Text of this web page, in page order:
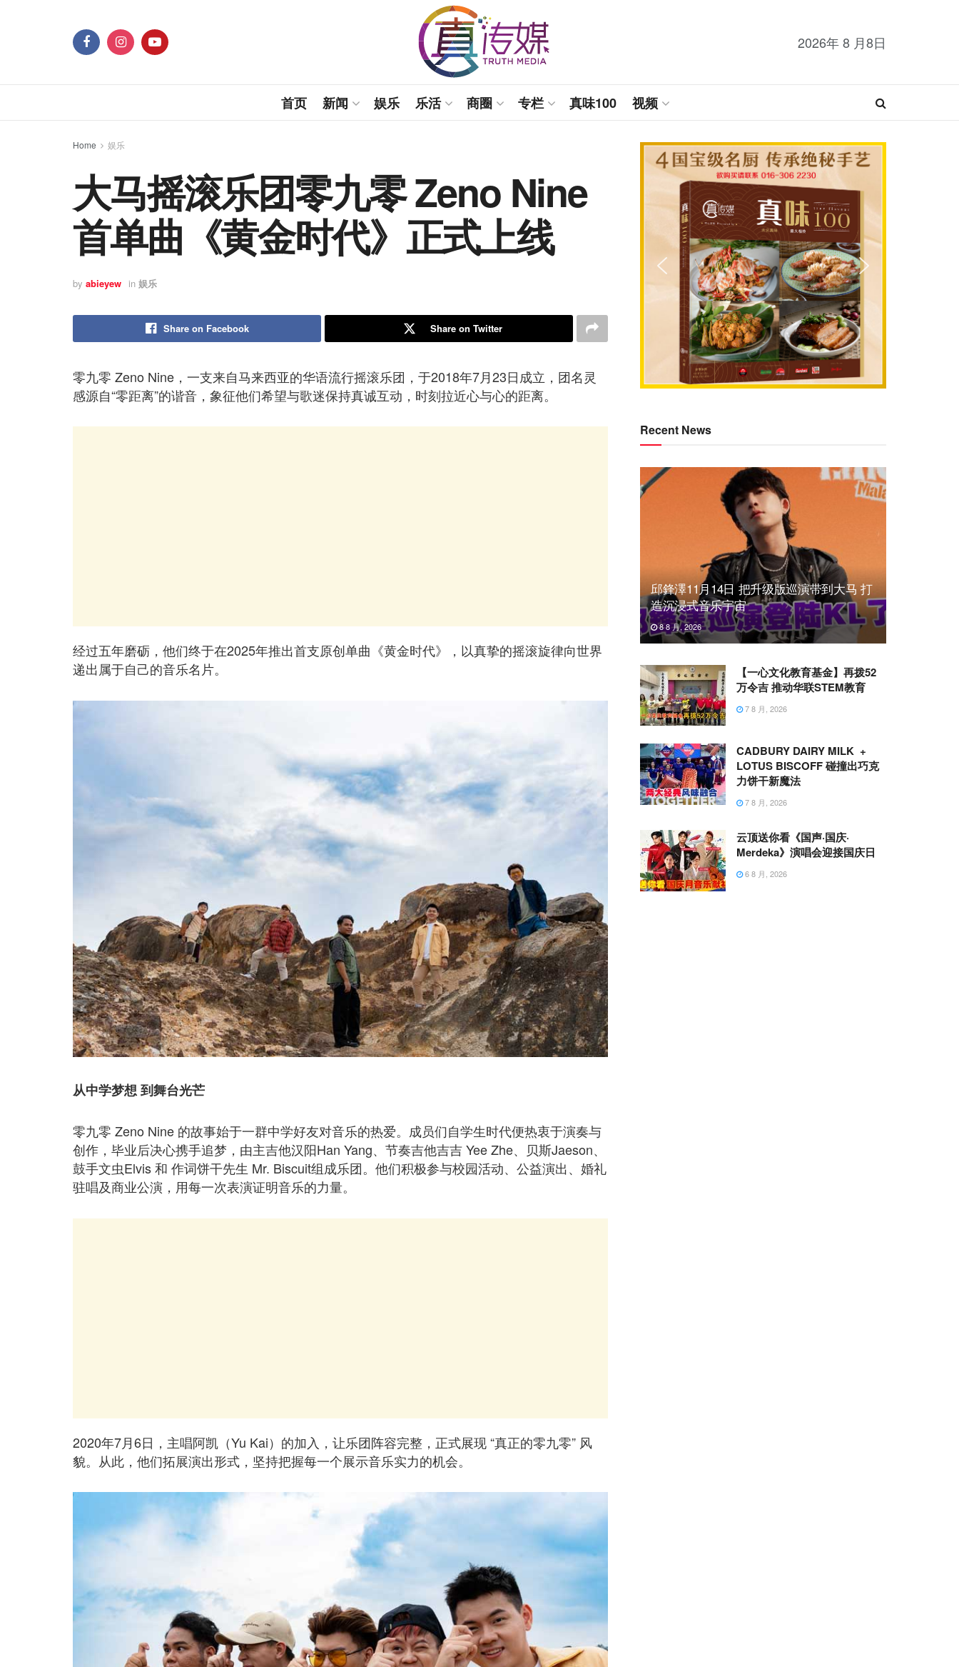
2026年 8 月8日
首页 新闻 娱乐 乐活 商圈 专栏 真味100 视频
Home 娱乐
大马摇滚乐团零九零 Zeno Nine
首单曲《黄金时代》正式上线
by abieyew in 娱乐
Share on Facebook Share on Twitter
零九零 Zeno Nine，一支来自马来西亚的华语流行摇滚乐团，于2018年7月23日成立，团名灵
感源自“零距离”的谐音，象征他们希望与歌迷保持真诚互动，时刻拉近心与心的距离。
经过五年磨砺，他们终于在2025年推出首支原创单曲《黄金时代》，以真挚的摇滚旋律向世界
递出属于自己的音乐名片。
从中学梦想 到舞台光芒
零九零 Zeno Nine 的故事始于一群中学好友对音乐的热爱。成员们自学生时代便热衷于演奏与
创作，毕业后决心携手追梦，由主吉他汉阳Han Yang、节奏吉他吉吉 Yee Zhe、贝斯Jaeson、
鼓手文虫Elvis 和 作词饼干先生 Mr. Biscuit组成乐团。他们积极参与校园活动、公益演出、婚礼
驻唱及商业公演，用每一次表演证明音乐的力量。
2020年7月6日，主唱阿凯（Yu Kai）的加入，让乐团阵容完整，正式展现 “真正的零九零” 风
貌。从此，他们拓展演出形式，坚持把握每一个展示音乐实力的机会。
Recent News
邱鋒澤11月14日 把升级版巡演带到大马 打
造沉浸式音乐宇宙
8 8 月, 2026
【一心文化教育基金】再拨52
万令吉 推动华联STEM教育
7 8 月, 2026
CADBURY DAIRY MILK +
LOTUS BISCOFF 碰撞出巧克
力饼干新魔法
7 8 月, 2026
云顶送你看《国声·国庆·
Merdeka》演唱会迎接国庆日
6 8 月, 2026